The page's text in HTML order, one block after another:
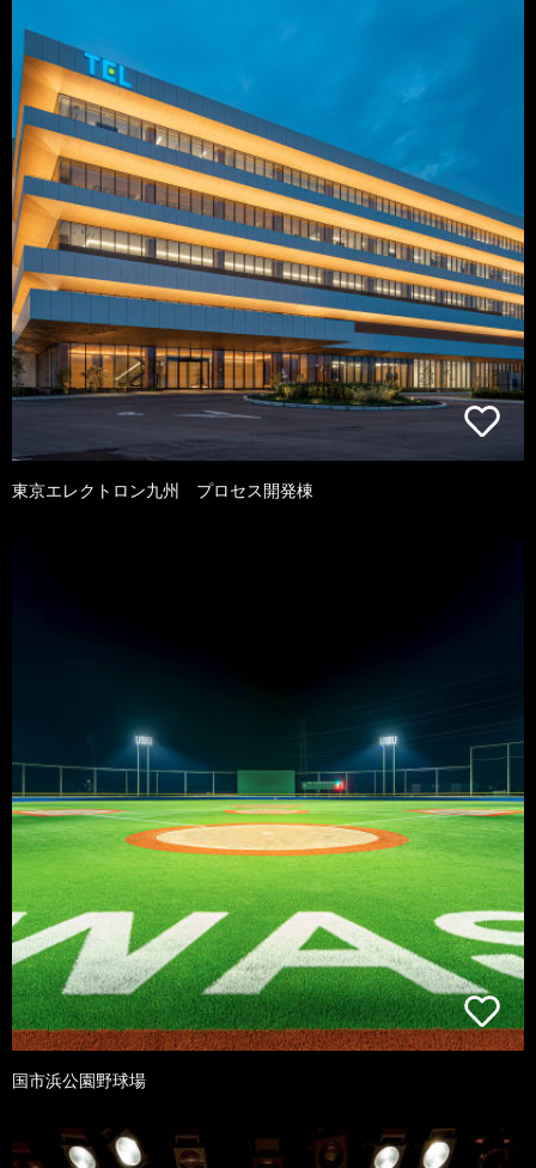
東京エレクトロン九州 プロセス開発棟
国市浜公園野球場